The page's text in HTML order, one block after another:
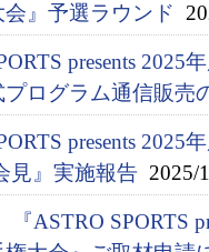
』予選ラウンド
presents
ログラム通信販売
presents
見』実施報告 2025/
『ASTRO SPORTS